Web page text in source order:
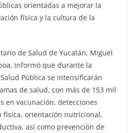
orientadas a mejorar la
física y la cultura de la
de Salud de Yucatán, Miguel
informó que durante la
Pública se intensificarán
de salud, con más de 153 mil
en vacunación, detecciones
física, orientación nutricional,
así como prevención de